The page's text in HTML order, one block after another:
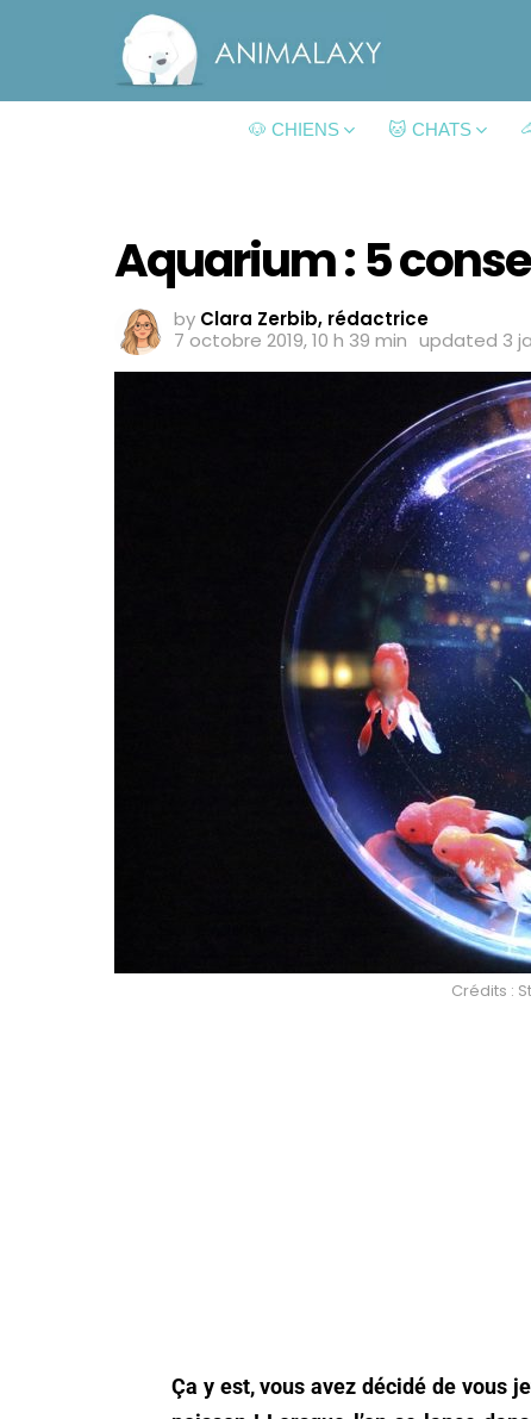
🐶 CHIENS 🐱 CHATS
Aquarium : 5
by Clara Zerbib, rédactrice
7 octobre 2019, 10 h 39 min updated 3
Crédits :
Ça y est, vous avez décidé de vous